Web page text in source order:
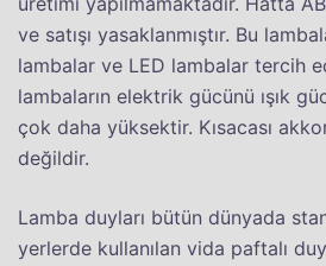
ve satışı yasaklanmıştır. Bu
lambalar ve LED lambalar tercih
lambaların elektrik gücünü ışık
çok daha yüksektir. Kısacası
değildir.
Lamba duyları bütün dünyada
yerlerde kullanılan vida paftalı